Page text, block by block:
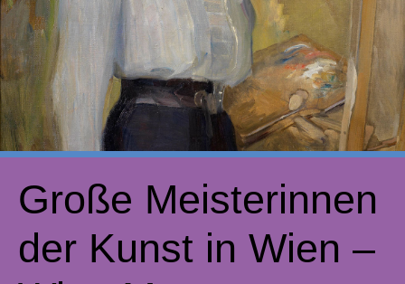
Große Meisterinnen
der Kunst in Wien –